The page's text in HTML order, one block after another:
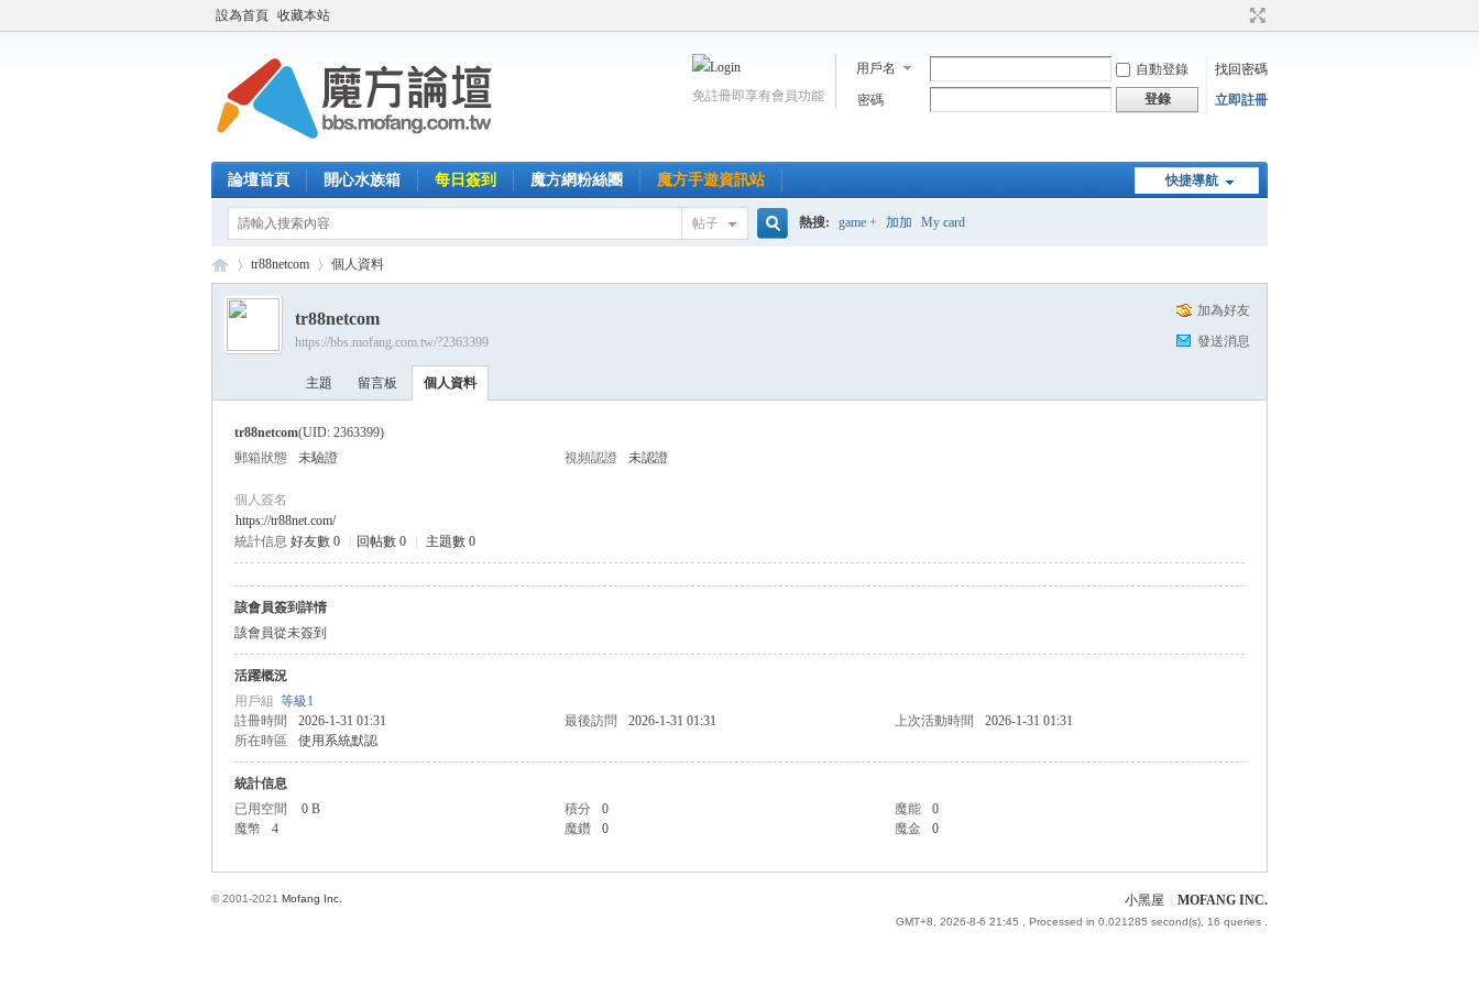
設為首頁 收藏本站
用戶名 自動登錄
找回密碼
密碼
登錄 立即註冊
免註冊即享有會員功能
快捷導航
論壇首頁 開心水族箱 每日簽到 魔方網粉絲團 魔方手遊資訊站
帖子 熱搜: game + 加加 My card
›
tr88netcom 個人資料
加為好友
發送消息
tr88netcom
https://bbs.mofang.com.tw/?2363399
主題 留言板 個人資料
tr88netcom(UID: 2363399)
郵箱狀態
未驗證 視頻認證 未認證
個人簽名
https://tr88net.com/
統計信息 好友數 0 回帖數 0 主題數 0
該會員簽到詳情
該會員從未簽到
活躍概況
用戶組 等級1
註冊時間
2026-1-31 01:31 最後訪問 2026-1-31 01:31 上次活動時間
2026-1-31 01:31
所在時區
使用系統默認
統計信息
已用空間
0 B 積分 0 魔能
0
魔幣
4 魔鑽 0 魔金 0
小黑屋 MOFANG INC.
GMT+8, 2026-8-6 21:45 , Processed in 0.021285 second(s), 16 queries .
© 2001-2021 Mofang Inc.